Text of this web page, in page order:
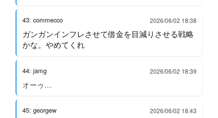
43: commecco 2026/06/02 18:38
ガンガンインフレさせて借金を目減りさせる戦略
かな。やめてくれ
44: jamg 2026/06/02 18:39
オーゥ…
45: georgew 2026/06/02 18:43